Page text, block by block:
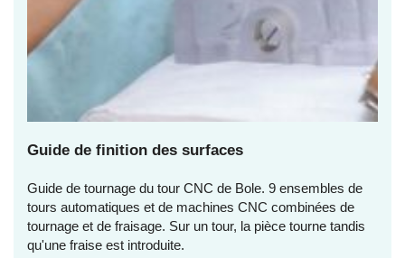
Guide de finition des surfaces
Guide de tournage du tour CNC de Bole. 9 ensembles de
tours automatiques et de machines CNC combinées de
tournage et de fraisage. Sur un tour, la pièce tourne tandis
qu'une fraise est introduite.